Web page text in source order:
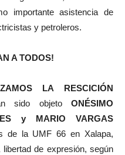
importante asistencia de
y petroleros.
A TODOS!
LA RESCICIÓN
sido objetoONÉSIMO
y MARIO VARGAS
de la UMF 66 en Xalapa,
de expresión, según